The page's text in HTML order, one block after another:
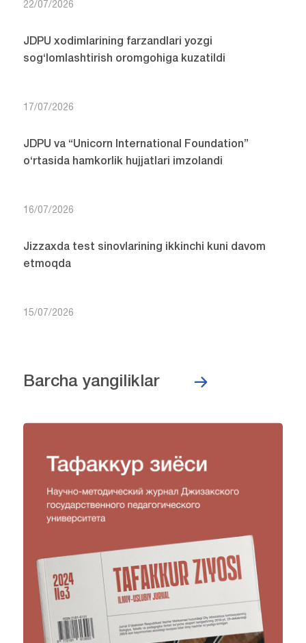
22/07/2026
JDPU xodimlarining farzandlari yozgi
sog‘lomlashtirish oromgohiga kuzatildi
17/07/2026
JDPU va “Unicorn International Foundation”
o‘rtasida hamkorlik hujjatlari imzolandi
16/07/2026
Jizzaxda test sinovlarining ikkinchi kuni davom
etmoqda
15/07/2026
Barcha yangiliklar